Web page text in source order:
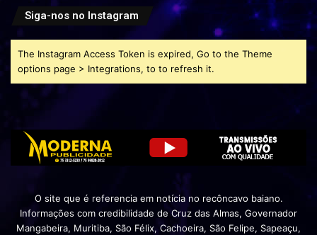
Siga-nos no Instagram
The Instagram Access Token is expired, Go to the Theme
options page > Integrations, to to refresh it.
O site que é referencia em notícia no recôncavo baiano.
Informações com credibilidade de Cruz das Almas, Governador
Mangabeira, Muritiba, São Félix, Cachoeira, São Felipe, Sapeaçu,